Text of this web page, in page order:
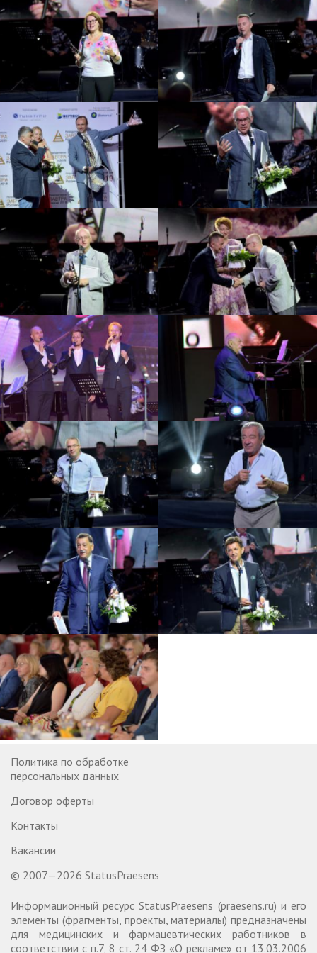
Политика по обработке
персональных данных
Договор оферты
Контакты
Вакансии
© 2007—2026 StatusPraesens
Информационный ресурс StatusPraesens (praesens.ru) и его
элементы (фрагменты, проекты, материалы) предназначены
для медицинских и фармацевтических работников в
соответствии с п.7, 8 ст. 24 ФЗ «О рекламе» от 13.03.2006